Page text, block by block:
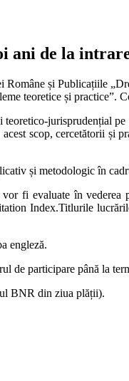
de la
și Publicațiile
teoretice și
teoretico-jurisprudențial
scop, cercetătorii și
și metodologic în
fi evaluate în
Index.Titlurile
engleză.
de participare până la
BNR din ziua plății).